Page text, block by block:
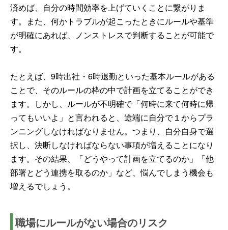
済めば、自分の時間効率を上げていくことに繋がりま
す。また、何かトラブルが起こったときにルールや基準
が明確にあれば、ノンストレスで判断することが可能で
す。
たとえば、9時出社・6時退勤といった基本ルールがある
ことで、そのルールの枠の中で計画を立てることができ
ます。しかし、ルールが不明確で「何時に来て何時に帰
ってもいいよ」と言われると、途端に自分で１からプラ
ンニングしなければなりません。つまり、自分自身で選
択し、決断しなければならない事項が増えることになり
ます。その結果、「どうやって計画を立てるのか」「他
部署とどう連携を取るのか」など、悩んでしまう機会も
増えるでしょう。
職場にルールがない場合のリスク